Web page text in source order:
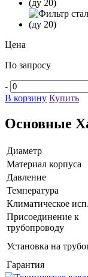
Цена
По запросу
-
В корзину Купить
Основные
Диаметр
Материал корпуса
Давление
Температура
Климатическое исп.
Присоединение к
трубопроводу
Установка на
Гарантия